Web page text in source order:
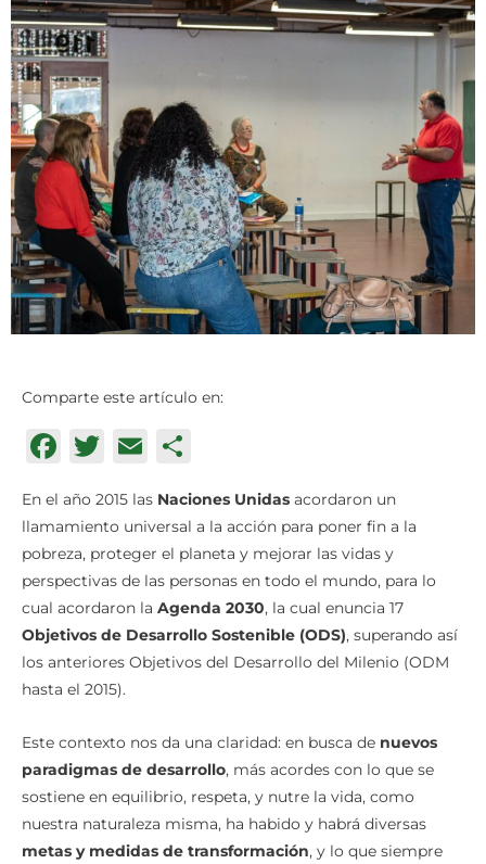
Comparte este artículo en:
Facebook
Twitter
Email
En el año 2015 las Naciones Unidas acordaron un
llamamiento universal a la acción para poner fin a la
pobreza, proteger el planeta y mejorar las vidas y
perspectivas de las personas en todo el mundo, para lo
cual acordaron la Agenda 2030, la cual enuncia 17
Objetivos de Desarrollo Sostenible (ODS), superando así
los anteriores Objetivos del Desarrollo del Milenio (ODM
hasta el 2015).
Este contexto nos da una claridad: en busca de nuevos
paradigmas de desarrollo, más acordes con lo que se
sostiene en equilibrio, respeta, y nutre la vida, como
nuestra naturaleza misma, ha habido y habrá diversas
metas y medidas de transformación, y lo que siempre